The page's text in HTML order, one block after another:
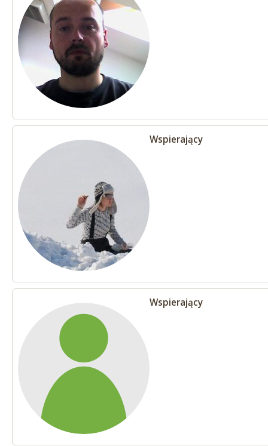
Wspierający
Wspierający